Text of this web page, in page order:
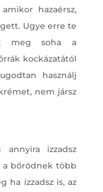
hazaérsz,
Ugye erre te
meg soha a
kockázatától
használj
nem jársz
izzadsz
a bőrödnek több
ha izzadsz is, az